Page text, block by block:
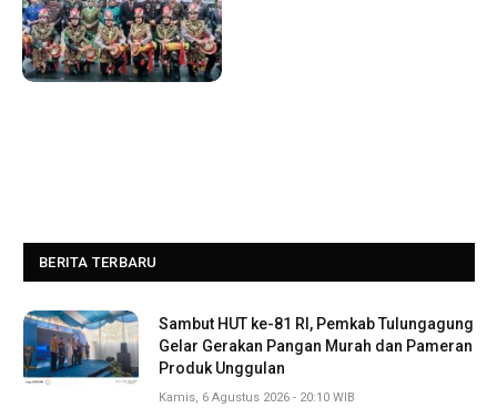
BERITA TERBARU
Sambut HUT ke-81 RI, Pemkab Tulungagung
Gelar Gerakan Pangan Murah dan Pameran
Produk Unggulan
Kamis, 6 Agustus 2026 - 20:10 WIB